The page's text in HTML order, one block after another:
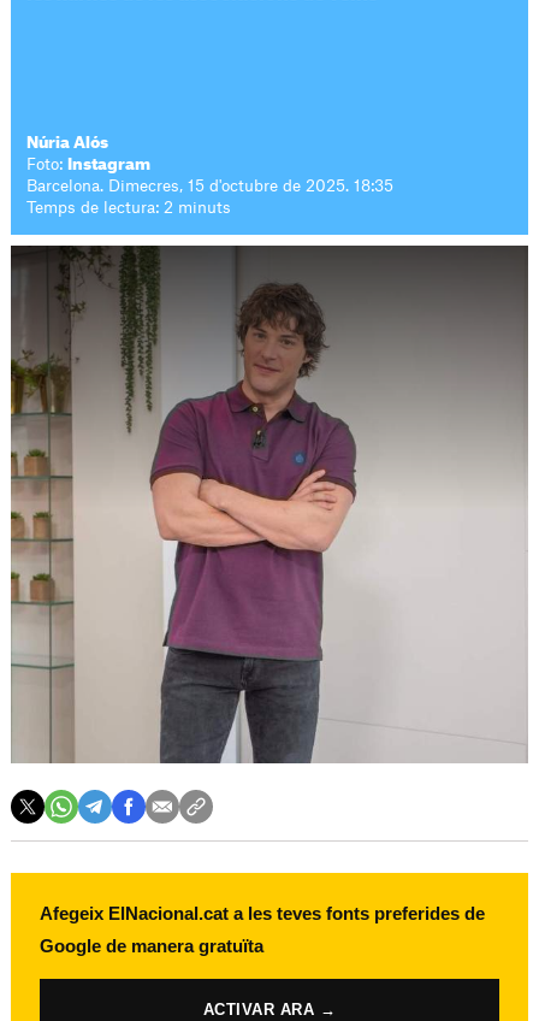
Núria Alós
Foto:
Instagram
Barcelona. Dimecres, 15 d'octubre de 2025. 18:35
Temps de lectura: 2 minuts
Afegeix ElNacional.cat a les teves fonts preferides de
Google de manera gratuïta
ACTIVAR ARA →